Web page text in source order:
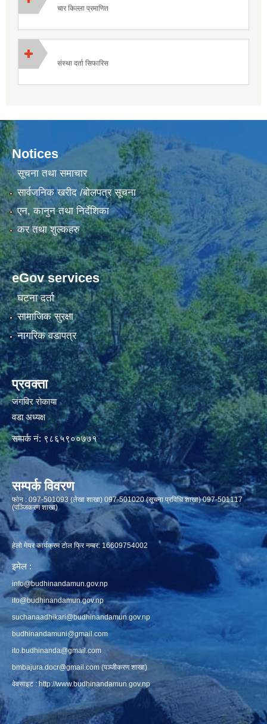
चार किल्ला प्रमाणित
संस्था दर्ता सिफारिस
Notices
सूचना तथा समाचार
सार्वजनिक खरीद /बोलपत्र सूचना
एन, कानुन तथा निर्देशिका
कर तथा शुल्कहरु
eGov services
घटना दर्ता
सामाजिक सुरक्षा
नागरिक वडापत्र
प्रवक्ता
जंगविर रोकाया
वडा अध्यक्ष
सम्पर्क नं: ९८६५९००७७१
सम्पर्क विवरण
फाेन : 097-501093 (लेखा शाखा) 097-501020 (सूचना प्रविधि शाखा) 097-501117
(पञ्जिकरण शाखा)
हेलो मेयर कार्यक्रम टोल फ्रि नम्बर: 16609754002
इमेल :
info@budhinandamun.gov.np
ito@budhinandamun.gov.np
suchanaadhikari@budhinandamun.gov.np
budhinandamuni@gmail.com
ito.budhinanda@gmail.com
bmbajura.docr@gmail.com (पञ्जीकरण शाखा)
वेवसाइट :http://www.budhinandamun.gov.np